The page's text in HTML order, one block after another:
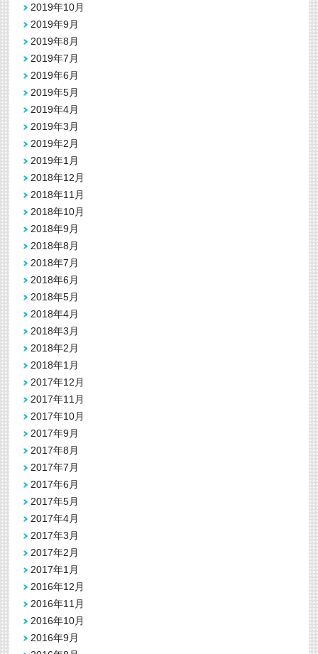
2019年10月
2019年9月
2019年8月
2019年7月
2019年6月
2019年5月
2019年4月
2019年3月
2019年2月
2019年1月
2018年12月
2018年11月
2018年10月
2018年9月
2018年8月
2018年7月
2018年6月
2018年5月
2018年4月
2018年3月
2018年2月
2018年1月
2017年12月
2017年11月
2017年10月
2017年9月
2017年8月
2017年7月
2017年6月
2017年5月
2017年4月
2017年3月
2017年2月
2017年1月
2016年12月
2016年11月
2016年10月
2016年9月